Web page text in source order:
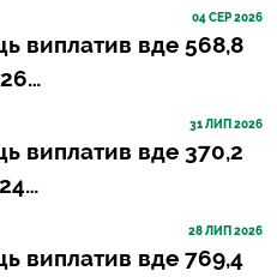
04 СЕР 2026
виплатив вде 568,8
31 ЛИП 2026
виплатив вде 370,2
28 ЛИП 2026
виплатив вде 769,4